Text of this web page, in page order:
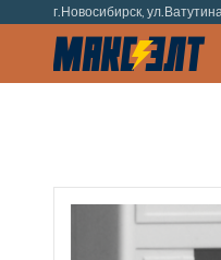
г.Новосибирск,